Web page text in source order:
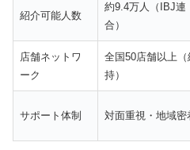
紹介可能人数
約9.4万人（IBJ連
合）
店舗ネットワ
ーク
全国50店舗以上（
持）
サポート体制 対面重視・地域密